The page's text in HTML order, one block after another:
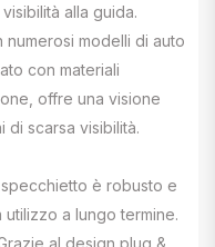
alla guida.
modelli di auto
con materiali
offre una visione
di scarsa visibilità.
è robusto e
a lungo termine.
al design plug &